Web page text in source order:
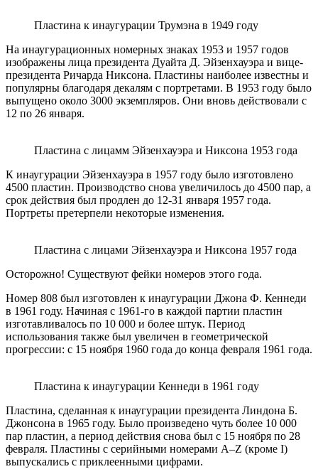
Пластина ​​к инаугурации Трумэна в 1949 году
На инаугурационных номерных знаках 1953 и 1957 годов
изображены лица президента Дуайта Д. Эйзенхауэра и вице-
президента Ричарда Никсона. Пластины наиболее известны и
популярны благодаря декалям с портретами. В 1953 году было
выпущено около 3000 экземпляров. Они вновь действовали с
12 по 26 января.
Пластина с лицамм Эйзенхауэра и Никсона 1953 года
К инаугурации Эйзенхауэра в 1957 году было изготовлено
4500 пластин. Производство снова увеличилось до 4500 пар, а
срок действия был продлен до 12-31 января 1957 года.
Портреты претерпели некоторые изменения.
Пластина с лицами Эйзенхауэра и Никсона 1957 года
Осторожно! Существуют фейки номеров этого года.
Номер 808 был изготовлен к инаугурации Джона Ф. Кеннеди
в 1961 году. Начиная с 1961-го в каждой партии пластин
изготавливалось по 10 000 и более штук. Период
использования также был увеличен в геометрической
прогрессии: с 15 ноября 1960 года до конца февраля 1961 года.
Пластина к инаугурации Кеннеди в 1961 году
Пластина, сделанная к инаугурации президента Линдона Б.
Джонсона в 1965 году. Было произведено чуть более 10 000
пар пластин, а период действия снова был с 15 ноября по 28
февраля. Пластины с серийными номерами A–Z (кроме I)
выпускались с приклеенными цифрами.